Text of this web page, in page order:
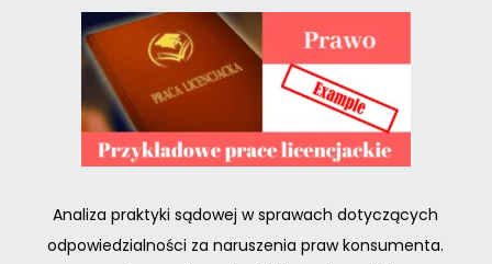
Analiza praktyki sądowej w sprawach dotyczących
odpowiedzialności za naruszenia praw konsumenta.